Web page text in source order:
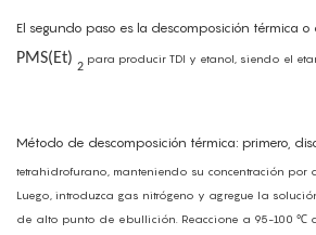
El segundo paso es la descomposición térmica
PMS(Et) 2
para producir TDI y etanol, siendo el
Método de descomposición térmica: primero,
tetrahidrofurano, manteniendo su concentración por
Luego, introduzca gas nitrógeno y agregue la
de alto punto de ebullición. Reaccione a 95-100 ℃